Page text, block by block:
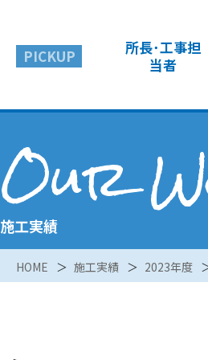
PICKUP
所長･工事担
当者
Our
施工実績
HOME 施工実績 2023年度